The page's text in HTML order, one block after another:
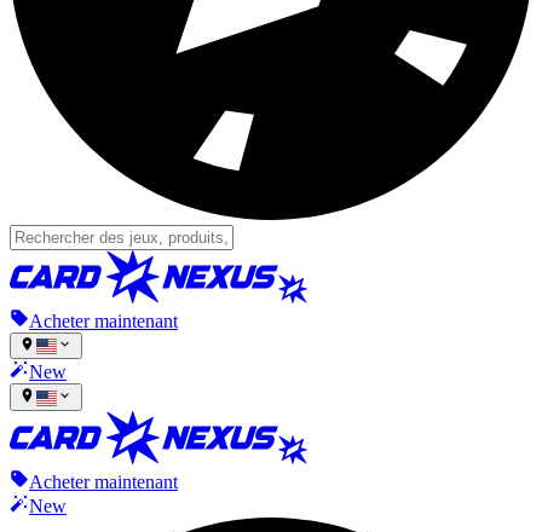
Acheter maintenant
New
Acheter maintenant
New